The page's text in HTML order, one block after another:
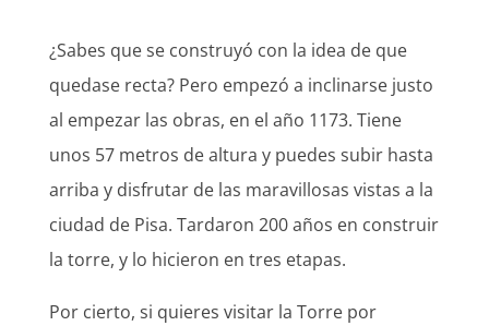
¿Sabes que se construyó con la idea de que
quedase recta? Pero empezó a inclinarse justo
al empezar las obras, en el año 1173. Tiene
unos 57 metros de altura y puedes subir hasta
arriba y disfrutar de las maravillosas vistas a la
ciudad de Pisa. Tardaron 200 años en construir
la torre, y lo hicieron en tres etapas.
Por cierto, si quieres visitar la Torre por